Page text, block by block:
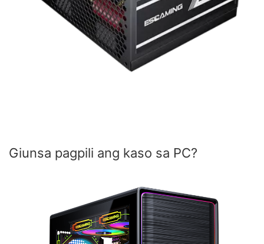
Giunsa pagpili ang kaso sa PC?